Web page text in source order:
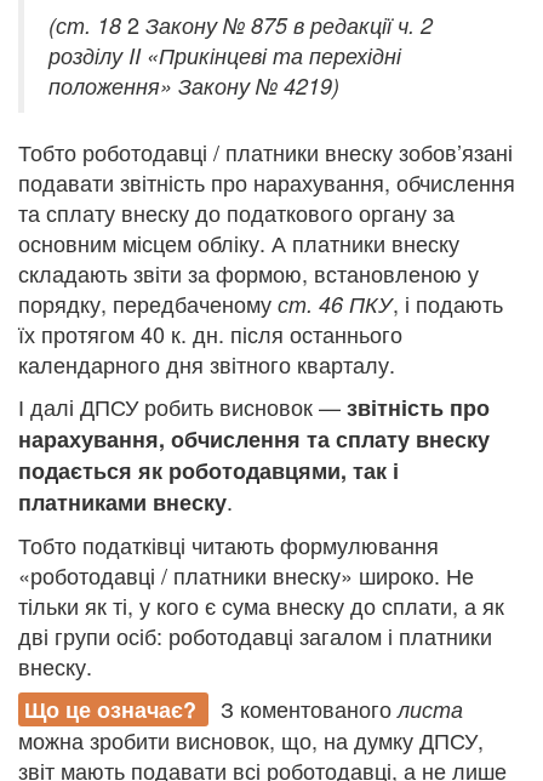
(ст. 18 2 Закону № 875 в редакції ч. 2
розділу II «Прикінцеві та перехідні
положення» Закону № 4219)
Тобто роботодавці / платники внеску зобов’язані
подавати звітність про нарахування, обчислення
та сплату внеску до податкового органу за
основним місцем обліку. А платники внеску
складають звіти за формою, встановленою у
порядку, передбаченому ст. 46 ПКУ, і подають
їх протягом 40 к. дн. після останнього
календарного дня звітного кварталу.
І далі ДПСУ робить висновок —звітність про
нарахування, обчислення та сплату внеску
подається як роботодавцями, так і
платниками внеску.
Тобто податківці читають формулювання
«роботодавці / платники внеску» широко. Не
тільки як ті, у кого є сума внеску до сплати, а як
дві групи осіб: роботодавці загалом і платники
внеску.
Що це означає?
З коментованоголиста
можна зробити висновок, що, на думку ДПСУ,
звіт мають подавати всі роботодавці, а не лише